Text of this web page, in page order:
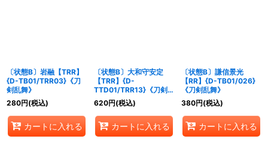
〔状態B〕岩融【TRR】
{D-TB01/TRR03}《刀
剣乱舞》
280円(税込)
カートに入れる
〔状態B〕大和守安定
【TRR】{D-
TTD01/TRR13}《刀剣
乱舞》
620円(税込)
カートに入れる
〔状態B〕謙信景光
【RR】{D-TB01/026}
《刀剣乱舞》
380円(税込)
カートに入れる